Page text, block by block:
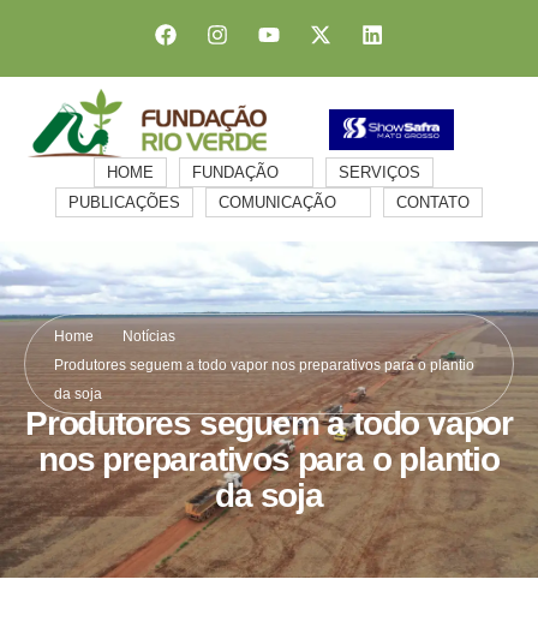
HOME FUNDAÇÃO
SERVIÇOS
PUBLICAÇÕES
COMUNICAÇÃO CONTATO
Home
Notícias
Produtores seguem a todo vapor nos preparativos para o plantio
da soja
Produtores seguem a todo vapor
nos preparativos para o plantio
da soja